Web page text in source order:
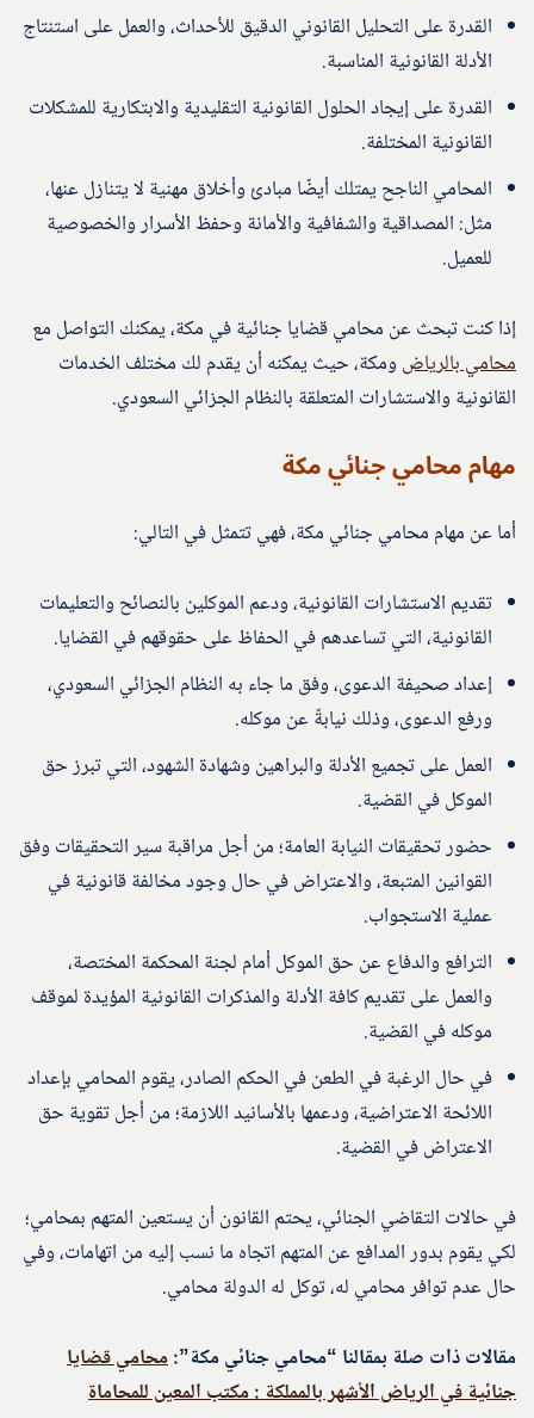
القدرة على التحليل القانوني الدقيق للأحداث، والعمل على استنتاج
الأدلة القانونية المناسبة.
القدرة على إيجاد الحلول القانونية التقليدية والابتكارية للمشكلات
القانونية المختلفة.
المحامي الناجح يمتلك أيضًا مبادئ وأخلاق مهنية لا يتنازل عنها،
مثل: المصداقية والشفافية والأمانة وحفظ الأسرار والخصوصية
للعميل.
إذا كنت تبحث عن محامي قضايا جنائية في مكة، يمكنك التواصل مع
محامي بالرياض ومكة، حيث يمكنه أن يقدم لك مختلف الخدمات
القانونية والاستشارات المتعلقة بالنظام الجزائي السعودي.
مهام محامي جنائي مكة
أما عن مهام محامي جنائي مكة، فهي تتمثل في التالي:
تقديم الاستشارات القانونية، ودعم الموكلين بالنصائح والتعليمات
القانونية، التي تساعدهم في الحفاظ على حقوقهم في القضايا.
إعداد صحيفة الدعوى، وفق ما جاء به النظام الجزائي السعودي،
ورفع الدعوى، وذلك نيابةً عن موكله.
العمل على تجميع الأدلة والبراهين وشهادة الشهود، التي تبرز حق
الموكل في القضية.
حضور تحقيقات النيابة العامة؛ من أجل مراقبة سير التحقيقات وفق
القوانين المتبعة، والاعتراض في حال وجود مخالفة قانونية في
عملية الاستجواب.
الترافع والدفاع عن حق الموكل أمام لجنة المحكمة المختصة،
والعمل على تقديم كافة الأدلة والمذكرات القانونية المؤيدة لموقف
موكله في القضية.
في حال الرغبة في الطعن في الحكم الصادر، يقوم المحامي بإعداد
اللائحة الاعتراضية، ودعمها بالأسانيد اللازمة؛ من أجل تقوية حق
الاعتراض في القضية.
في حالات التقاضي الجنائي، يحتم القانون أن يستعين المتهم بمحامي؛
لكي يقوم بدور المدافع عن المتهم اتجاه ما نسب إليه من اتهامات، وفي
حال عدم توافر محامي له، توكل له الدولة محامي.
مقالات ذات صلة بمقالنا “محامي جنائي مكة”:محامي قضايا
جنائية في الرياض الأشهر بالمملكة : مكتب المعين للمحاماة